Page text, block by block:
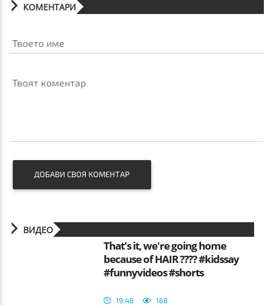
КОМЕНТАРИ
Твоето име
Твоят коментар
ДОБАВИ СВОЯ КОМЕНТАР
ВИДЕО
That's it, we're going home
because of HAIR ???? #kidssay
#funnyvideos #shorts
19:48 168